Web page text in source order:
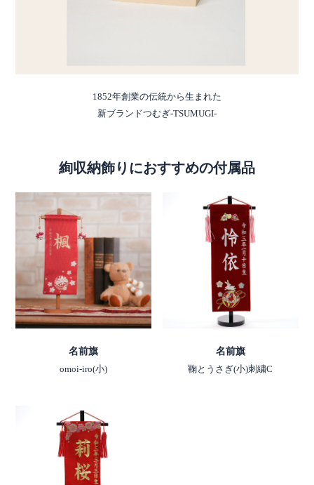
1852年創業の伝統から生まれた
新ブランドつむぎ-TSUMUGI-
絢収納飾りにおすすめの付属品
名前旗
omoi-iro(小)
名前旗
鞠とうさぎ(小)刺繍C